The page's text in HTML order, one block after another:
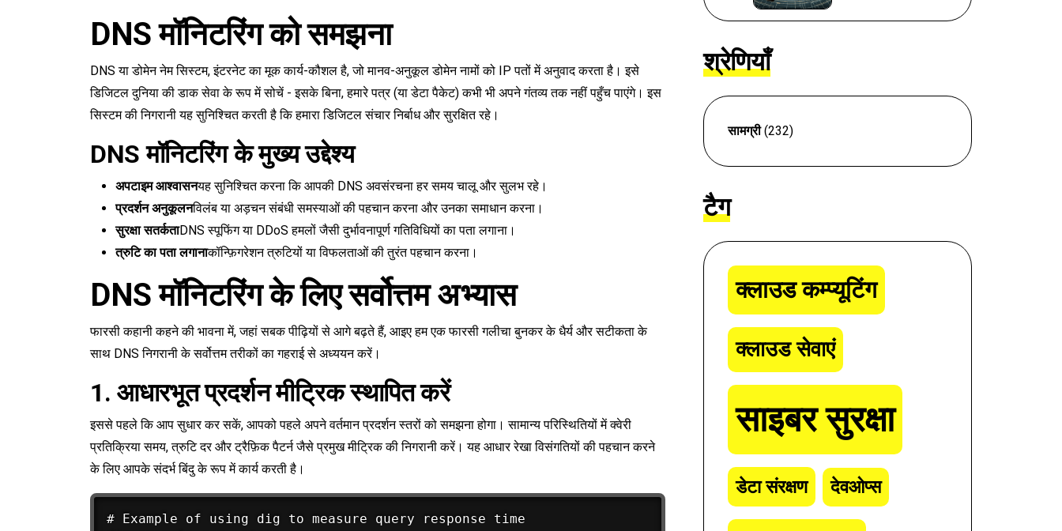
DNS मॉनिटरिंग को समझना
DNS या डोमेन नेम सिस्टम, इंटरनेट का मूक कार्य-कौशल है, जो मानव-अनुकूल डोमेन नामों को IP पतों में अनुवाद करता है। इसे
डिजिटल दुनिया की डाक सेवा के रूप में सोचें - इसके बिना, हमारे पत्र (या डेटा पैकेट) कभी भी अपने गंतव्य तक नहीं पहुँच पाएंगे। इस
सिस्टम की निगरानी यह सुनिश्चित करती है कि हमारा डिजिटल संचार निर्बाध और सुरक्षित रहे।
DNS मॉनिटरिंग के मुख्य उद्देश्य
अपटाइम आश्वासनयह सुनिश्चित करना कि आपकी DNS अवसंरचना हर समय चालू और सुलभ रहे।
प्रदर्शन अनुकूलनविलंब या अड़चन संबंधी समस्याओं की पहचान करना और उनका समाधान करना।
सुरक्षा सतर्कताDNS स्पूफिंग या DDoS हमलों जैसी दुर्भावनापूर्ण गतिविधियों का पता लगाना।
त्रुटि का पता लगानाकॉन्फ़िगरेशन त्रुटियों या विफलताओं की तुरंत पहचान करना।
DNS मॉनिटरिंग के लिए सर्वोत्तम अभ्यास
फारसी कहानी कहने की भावना में, जहां सबक पीढ़ियों से आगे बढ़ते हैं, आइए हम एक फारसी गलीचा बुनकर के धैर्य और सटीकता के
साथ DNS निगरानी के सर्वोत्तम तरीकों का गहराई से अध्ययन करें।
1. आधारभूत प्रदर्शन मीट्रिक स्थापित करें
इससे पहले कि आप सुधार कर सकें, आपको पहले अपने वर्तमान प्रदर्शन स्तरों को समझना होगा। सामान्य परिस्थितियों में क्वेरी
प्रतिक्रिया समय, त्रुटि दर और ट्रैफ़िक पैटर्न जैसे प्रमुख मीट्रिक की निगरानी करें। यह आधार रेखा विसंगतियों की पहचान करने
के लिए आपके संदर्भ बिंदु के रूप में कार्य करती है।
# Example of using dig to measure query response time
श्रेणियाँ
सामग्री(232)
टैग
क्लाउड कम्प्यूटिंग
क्लाउड सेवाएं
साइबर सुरक्षा
डेटा संरक्षण देवओप्स